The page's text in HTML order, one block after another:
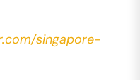
singapore-